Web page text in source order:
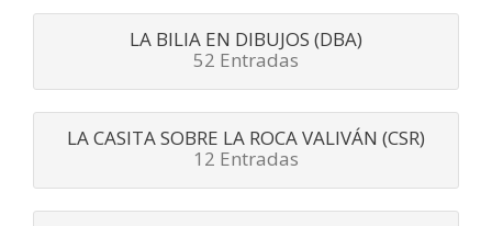
LA BILIA EN DIBUJOS (DBA)
52 Entradas
LA CASITA SOBRE LA ROCA VALIVÁN (CSR)
12 Entradas